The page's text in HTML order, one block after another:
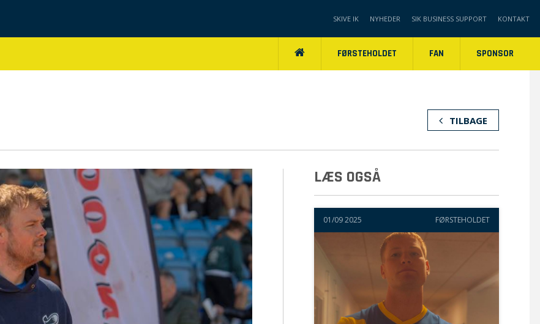
SKIVE IK NYHEDER SIK BUSINESS SUPPORT KONTAKT
FØRSTEHOLDET FAN SPONSOR
TILBAGE
LÆS OGSÅ
01/09 2025 FØRSTEHOLDET